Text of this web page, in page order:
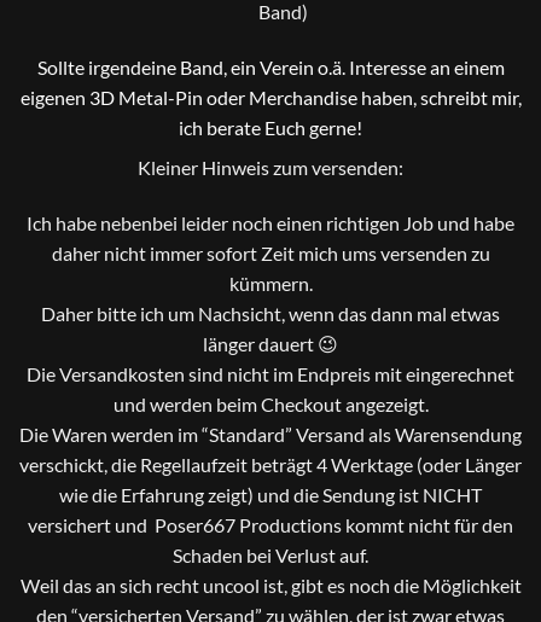
Band)
Sollte irgendeine Band, ein Verein o.ä. Interesse an einem
eigenen 3D Metal-Pin oder Merchandise haben, schreibt mir,
ich berate Euch gerne!
Kleiner Hinweis zum versenden:
Ich habe nebenbei leider noch einen richtigen Job und habe
daher nicht immer sofort Zeit mich ums versenden zu
kümmern.
Daher bitte ich um Nachsicht, wenn das dann mal etwas
länger dauert 😉
Die Versandkosten sind nicht im Endpreis mit eingerechnet
und werden beim Checkout angezeigt.
Die Waren werden im “Standard” Versand als Warensendung
verschickt, die Regellaufzeit beträgt 4 Werktage (oder Länger
wie die Erfahrung zeigt) und die Sendung ist NICHT
versichert und Poser667 Productions kommt nicht für den
Schaden bei Verlust auf.
Weil das an sich recht uncool ist, gibt es noch die Möglichkeit
den “versicherten Versand” zu wählen, der ist zwar etwas